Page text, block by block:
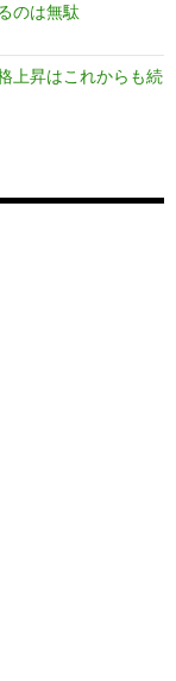
のは無駄
上昇はこれからも続